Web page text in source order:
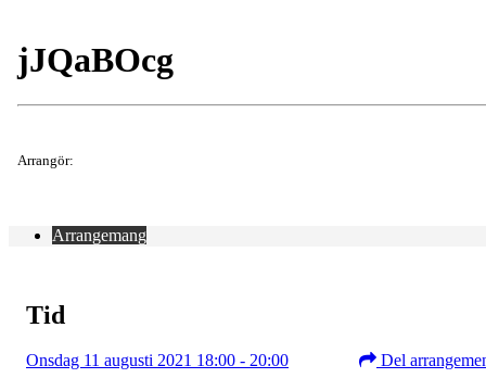
jJQaBOcg
Arrangör:
Arrangemang
Tid
Onsdag 11 augusti 2021 18:00 - 20:00 Del